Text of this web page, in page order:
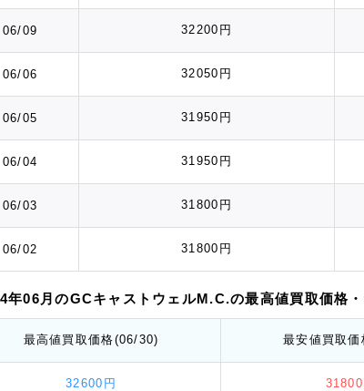
06/09 32200円
06/06 32050円
06/05 31950円
06/04 31950円
06/03 31800円
06/02 31800円
年06月のGCキャストウェルM.C.の最高値買取価格
最高値買取価格(06/30) 最安値買取価
32600円 31800